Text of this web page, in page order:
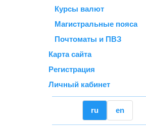
Курсы валют
Магистральные пояса
Почтоматы и ПВЗ
Карта сайта
Регистрация
Личный кабинет
ru en